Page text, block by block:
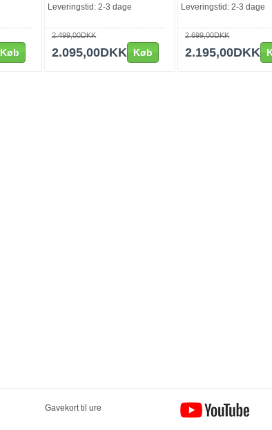
Køb
Leveringstid: 2-3 dage
2.499,00DKK
2.095,00DKK Køb
Leveringstid: 2-3 dage
2.699,00DKK
2.195,00DKK
Gavekort til ure